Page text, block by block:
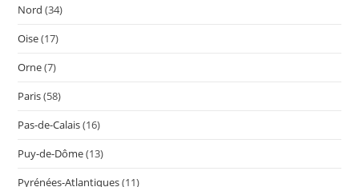
Nord (34)
Oise(17)
Orne(7)
Paris(58)
Pas-de-Calais(16)
Puy-de-Dôme(13)
Pyrénées-Atlantiques(11)